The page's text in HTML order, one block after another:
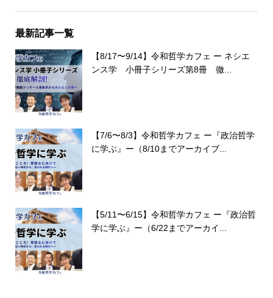
最新記事一覧
【8/17〜9/14】令和哲学カフェ ー ネシエ
ンス学 小冊子シリーズ第8冊 徹...
【7/6〜8/3】令和哲学カフェ ー『政治哲学
に学ぶ』ー（8/10までアーカイブ...
【5/11〜6/15】令和哲学カフェ ー『政治哲
学に学ぶ』ー（6/22までアーカイ...